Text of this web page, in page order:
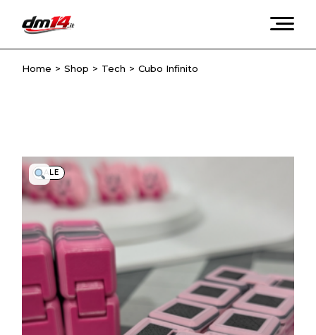
content
Home Shop Tech Cubo Infinito
SALE